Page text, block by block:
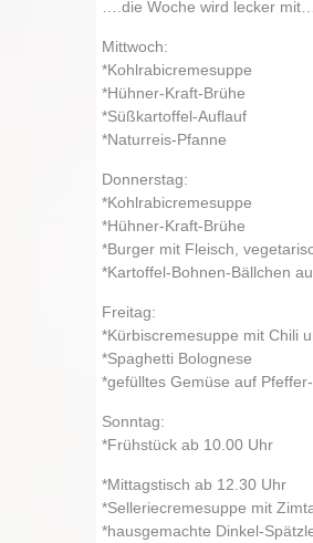
….die Woche wird lecker mit…
Mittwoch:
*Kohlrabicremesuppe
*Hühner-Kraft-Brühe
*Süßkartoffel-Auflauf
*Naturreis-Pfanne
Donnerstag:
*Kohlrabicremesuppe
*Hühner-Kraft-Brühe
*Burger mit Fleisch,
*Kartoffel-Bohnen-Bällchen
Freitag:
*Kürbiscremesuppe mit Chili
*Spaghetti Bolognese
*gefülltes Gemüse auf
Sonntag:
*Frühstück ab 10.00 Uhr
*Mittagstisch ab 12.30 Uhr
*Selleriecremesuppe mit
*hausgemachte Dinkel-